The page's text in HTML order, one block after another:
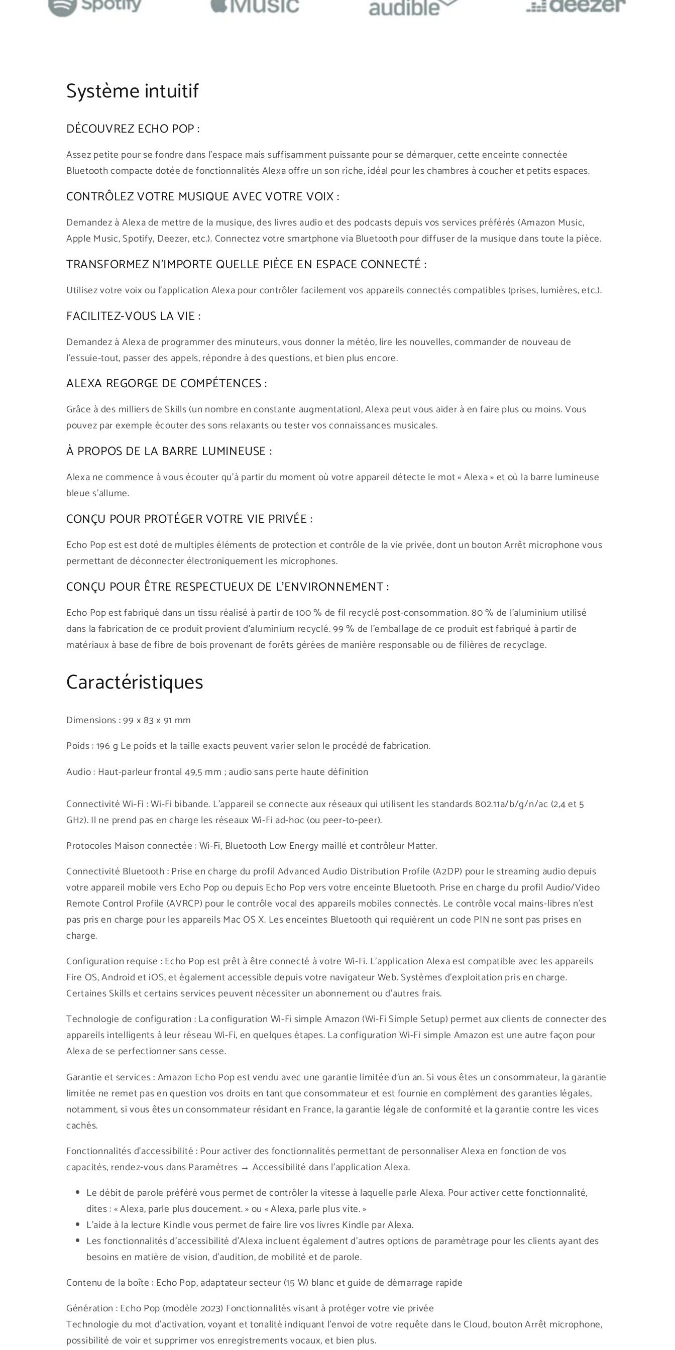
Système intuitif
DÉCOUVREZ ECHO POP :
Assez petite pour se fondre dans l'espace mais suffisamment puissante pour se démarquer, cette enceinte connectée
Bluetooth compacte dotée de fonctionnalités Alexa offre un son riche, idéal pour les chambres à coucher et petits espaces.
CONTRÔLEZ VOTRE MUSIQUE AVEC VOTRE VOIX :
Demandez à Alexa de mettre de la musique, des livres audio et des podcasts depuis vos services préférés (Amazon Music,
Apple Music, Spotify, Deezer, etc.). Connectez votre smartphone via Bluetooth pour diffuser de la musique dans toute la pièce.
TRANSFORMEZ N'IMPORTE QUELLE PIÈCE EN ESPACE CONNECTÉ :
Utilisez votre voix ou l'application Alexa pour contrôler facilement vos appareils connectés compatibles (prises, lumières, etc.).
FACILITEZ-VOUS LA VIE :
Demandez à Alexa de programmer des minuteurs, vous donner la météo, lire les nouvelles, commander de nouveau de
l'essuie-tout, passer des appels, répondre à des questions, et bien plus encore.
ALEXA REGORGE DE COMPÉTENCES :
Grâce à des milliers de Skills (un nombre en constante augmentation), Alexa peut vous aider à en faire plus ou moins. Vous
pouvez par exemple écouter des sons relaxants ou tester vos connaissances musicales.
À PROPOS DE LA BARRE LUMINEUSE :
Alexa ne commence à vous écouter qu'à partir du moment où votre appareil détecte le mot « Alexa » et où la barre lumineuse
bleue s'allume.
CONÇU POUR PROTÉGER VOTRE VIE PRIVÉE :
Echo Pop est est doté de multiples éléments de protection et contrôle de la vie privée, dont un bouton Arrêt microphone vous
permettant de déconnecter électroniquement les microphones.
CONÇU POUR ÊTRE RESPECTUEUX DE L'ENVIRONNEMENT :
Echo Pop est fabriqué dans un tissu réalisé à partir de 100 % de fil recyclé post-consommation. 80 % de l'aluminium utilisé
dans la fabrication de ce produit provient d'aluminium recyclé. 99 % de l'emballage de ce produit est fabriqué à partir de
matériaux à base de fibre de bois provenant de forêts gérées de manière responsable ou de filières de recyclage.
Caractéristiques
Dimensions : 99 x 83 x 91 mm
Poids : 196 g Le poids et la taille exacts peuvent varier selon le procédé de fabrication.
Audio : Haut-parleur frontal 49,5 mm ; audio sans perte haute définition
Connectivité Wi-Fi : Wi-Fi bibande. L'appareil se connecte aux réseaux qui utilisent les standards 802.11a/b/g/n/ac (2,4 et 5
GHz). Il ne prend pas en charge les réseaux Wi-Fi ad-hoc (ou peer-to-peer).
Protocoles Maison connectée : Wi-Fi, Bluetooth Low Energy maillé et contrôleur Matter.
Connectivité Bluetooth : Prise en charge du profil Advanced Audio Distribution Profile (A2DP) pour le streaming audio depuis
votre appareil mobile vers Echo Pop ou depuis Echo Pop vers votre enceinte Bluetooth. Prise en charge du profil Audio/Video
Remote Control Profile (AVRCP) pour le contrôle vocal des appareils mobiles connectés. Le contrôle vocal mains-libres n'est
pas pris en charge pour les appareils Mac OS X. Les enceintes Bluetooth qui requièrent un code PIN ne sont pas prises en
charge.
Configuration requise : Echo Pop est prêt à être connecté à votre Wi-Fi. L'application Alexa est compatible avec les appareils
Fire OS, Android et iOS, et également accessible depuis votre navigateur Web. Systèmes d'exploitation pris en charge.
Certaines Skills et certains services peuvent nécessiter un abonnement ou d'autres frais.
Technologie de configuration : La configuration Wi-Fi simple Amazon (Wi-Fi Simple Setup) permet aux clients de connecter des
appareils intelligents à leur réseau Wi-Fi, en quelques étapes. La configuration Wi-Fi simple Amazon est une autre façon pour
Alexa de se perfectionner sans cesse.
Garantie et services : Amazon Echo Pop est vendu avec une garantie limitée d'un an. Si vous êtes un consommateur, la garantie
limitée ne remet pas en question vos droits en tant que consommateur et est fournie en complément des garanties légales,
notamment, si vous êtes un consommateur résidant en France, la garantie légale de conformité et la garantie contre les vices
cachés.
Fonctionnalités d'accessibilité : Pour activer des fonctionnalités permettant de personnaliser Alexa en fonction de vos
capacités, rendez-vous dans Paramètres → Accessibilité dans l'application Alexa.
Le débit de parole préféré vous permet de contrôler la vitesse à laquelle parle Alexa. Pour activer cette fonctionnalité,
dites : « Alexa, parle plus doucement. » ou « Alexa, parle plus vite. »
L'aide à la lecture Kindle vous permet de faire lire vos livres Kindle par Alexa.
Les fonctionnalités d'accessibilité d'Alexa incluent également d'autres options de paramétrage pour les clients ayant des
besoins en matière de vision, d'audition, de mobilité et de parole.
Contenu de la boîte : Echo Pop, adaptateur secteur (15 W) blanc et guide de démarrage rapide
Génération : Echo Pop (modèle 2023) Fonctionnalités visant à protéger votre vie privée
Technologie du mot d'activation, voyant et tonalité indiquant l'envoi de votre requête dans le Cloud, bouton Arrêt microphone,
possibilité de voir et supprimer vos enregistrements vocaux, et bien plus.